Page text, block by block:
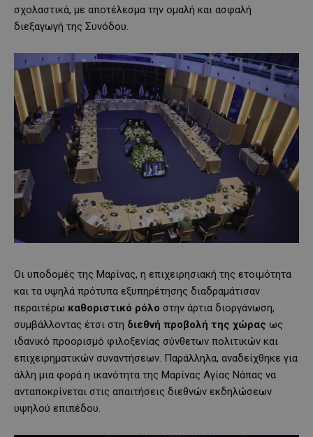
σχολαστικά, με αποτέλεσμα την ομαλή και ασφαλή
διεξαγωγή της Συνόδου.
Οι υποδομές της Μαρίνας, η επιχειρησιακή της ετοιμότητα
και τα υψηλά πρότυπα εξυπηρέτησης διαδραμάτισαν
περαιτέρω καθοριστικό ρόλο στην άρτια διοργάνωση,
συμβάλλοντας έτσι στη διεθνή προβολή της χώρας ως
ιδανικό προορισμό φιλοξενίας σύνθετων πολιτικών και
επιχειρηματικών συναντήσεων. Παράλληλα, αναδείχθηκε για
άλλη μια φορά η ικανότητα της Μαρίνας Αγίας Νάπας να
ανταποκρίνεται στις απαιτήσεις διεθνών εκδηλώσεων
υψηλού επιπέδου.